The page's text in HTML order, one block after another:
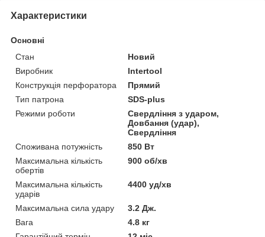
Характеристики
Основні
Стан
Новий
Виробник
Intertool
Конструкція перфоратора
Прямий
Тип патрона
SDS-plus
Режими роботи
Свердління з ударом,
Довбання (удар),
Свердління
Споживана потужність
850 Вт
Максимальна кількість
обертів
900 об/хв
Максимальна кількість
ударів
4400 уд/хв
Максимальна сила удару
3.2 Дж.
Вага
4.8 кг